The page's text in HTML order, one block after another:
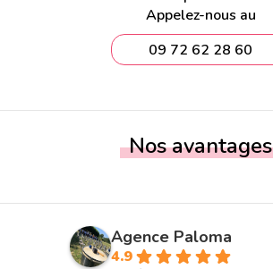
Appelez-nous au
09 72 62 28 60
Nos avantages
Agence Paloma
4.9